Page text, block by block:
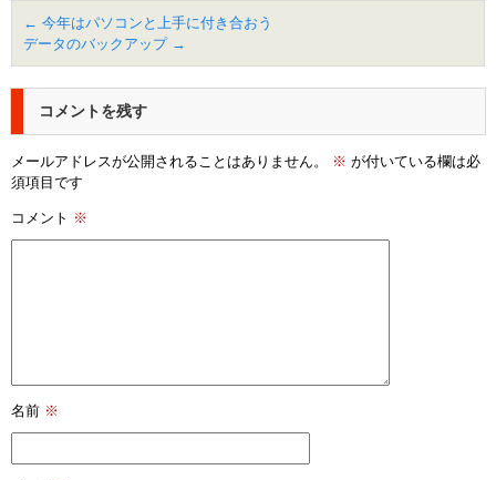
← 今年はパソコンと上手に付き合おう
データのバックアップ →
コメントを残す
メールアドレスが公開されることはありません。 ※ が付いている欄は必
須項目です
コメント ※
名前 ※